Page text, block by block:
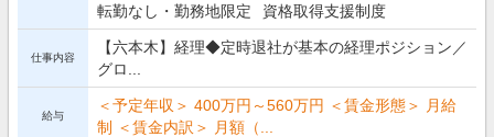
転勤なし・勤務地限定
資格取得支援制度
仕事内容
【六本木】経理◆定時退社が基本の経理ポジション／
グロ...
給与
＜予定年収＞ 400万円～560万円 ＜賃金形態＞ 月給
制 ＜賃金内訳＞ 月額（...